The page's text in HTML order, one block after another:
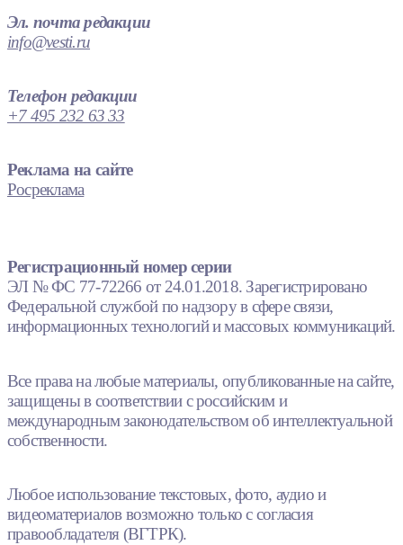
Эл. почта редакции
info@vesti.ru
Телефон редакции
+7 495 232 63 33
Реклама на сайте
Росреклама
Регистрационный номер серии
ЭЛ № ФС 77-72266 от 24.01.2018. Зарегистрировано
Федеральной службой по надзору в сфере связи,
информационных технологий и массовых коммуникаций.
Все права на любые материалы, опубликованные на сайте,
защищены в соответствии с российским и
международным законодательством об интеллектуальной
собственности.
Любое использование текстовых, фото, аудио и
видеоматериалов возможно только с согласия
правообладателя (ВГТРК).